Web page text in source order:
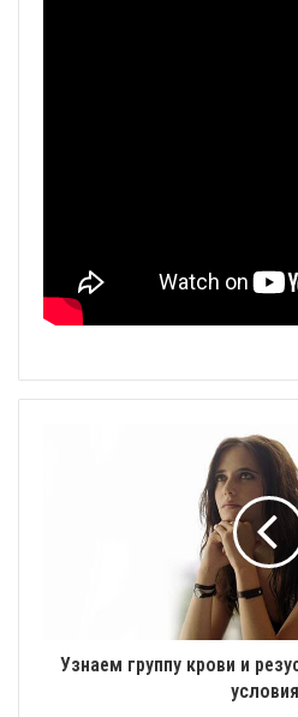
Узнаем группу крови и